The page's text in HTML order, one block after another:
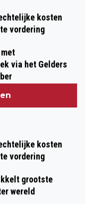
kosten
vordering
via het Gelders
kosten
vordering
grootste
wereld